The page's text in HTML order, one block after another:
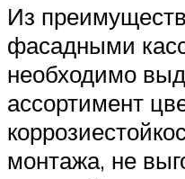
Из
фасадными
необходимо
ассортимент
монтажа, не